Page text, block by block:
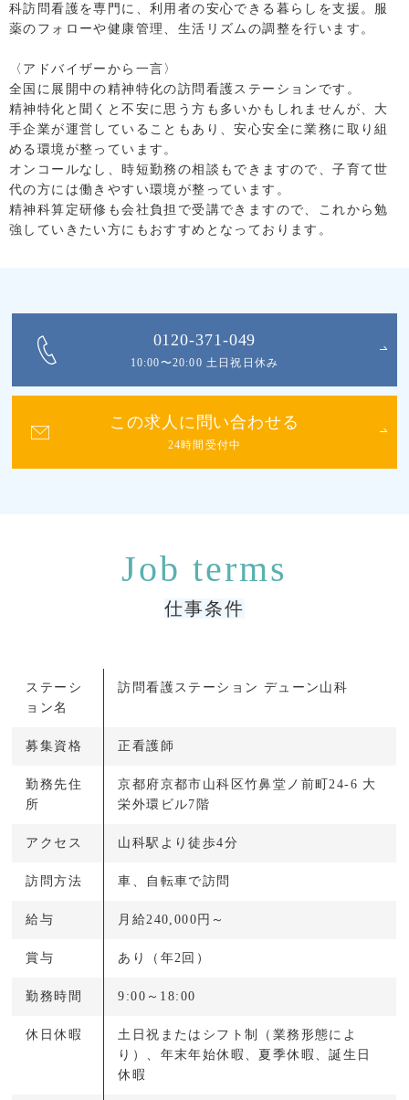
科訪問看護を専門に、利用者の安心できる暮らしを支援。服
薬のフォローや健康管理、生活リズムの調整を行います。
〈アドバイザーから一言〉
全国に展開中の精神特化の訪問看護ステーションです。
精神特化と聞くと不安に思う方も多いかもしれませんが、大
手企業が運営していることもあり、安心安全に業務に取り組
める環境が整っています。
オンコールなし、時短勤務の相談もできますので、子育て世
代の方には働きやすい環境が整っています。
精神科算定研修も会社負担で受講できますので、これから勉
強していきたい方にもおすすめとなっております。
0120-371-049
10:00〜20:00 土日祝日休み
この求人に問い合わせる
24時間受付中
仕事条件
ステーシ
ョン名
訪問看護ステーション デューン山科
募集資格 正看護師
勤務先住
所
京都府京都市山科区竹鼻堂ノ前町24-6 大
栄外環ビル7階
アクセス 山科駅より徒歩4分
訪問方法 車、自転車で訪問
給与 月給240,000円～
賞与 あり（年2回）
勤務時間 9:00～18:00
休日休暇
土日祝またはシフト制（業務形態によ
り）、年末年始休暇、夏季休暇、誕生日
休暇